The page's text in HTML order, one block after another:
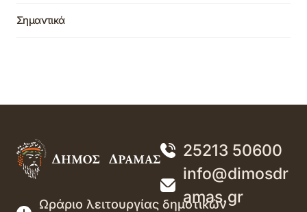
Σημαντικά
25213 50600
info@dimosdr
amas.gr
Ωράριο λειτουργίας δημοτικών